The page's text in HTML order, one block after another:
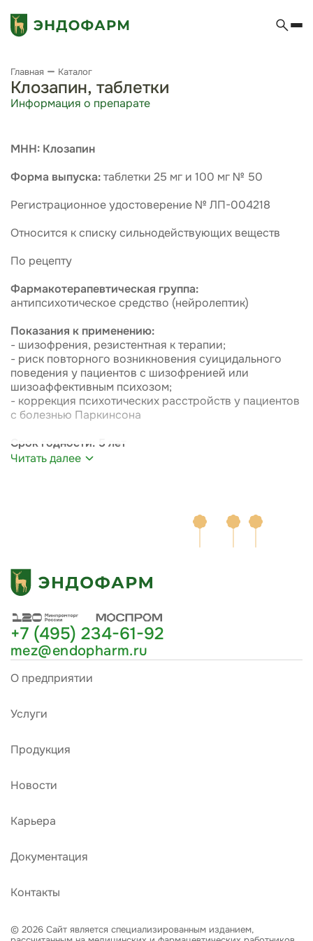
Главная Каталог
Клозапин, таблетки
Информация о препарате
МНН: Клозапин
Форма выпуска:таблетки 25 мг и 100 мг № 50
Регистрационное удостоверение № ЛП-004218
Относится к списку сильнодействующих веществ
По рецепту
Фармакотерапевтическая группа:
антипсихотическое средство (нейролептик)
Показания к применению:
- шизофрения, резистентная к терапии;
- риск повторного возникновения суицидального
поведения у пациентов с шизофренией или
шизоаффективным психозом;
- коррекция психотических расстройств у пациентов
с болезнью Паркинсона
Срок годности: 5 лет
Читать далее
+7 (495) 234-61-92
mez@endopharm.ru
О предприятии
Услуги
Продукция
Новости
Карьера
Документация
Контакты
© 2026 Сайт является специализированным изданием,